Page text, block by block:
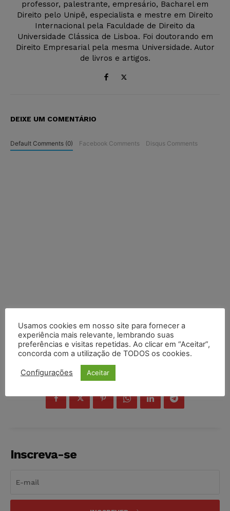
professor, palestrante, empresário, Bacharel em
Direito pelo Unipê, especialista e mestre em Direito
Internacional pela Faculdade de Direito da
Universidade Clássica de Lisboa. Foi doutorando em
Direito Empresarial pela mesma Universidade. Autor
de livros e artigos.
DEIXE UM COMENTÁRIO
Default Comments (0) Facebook Comments Disqus Comments
COMPARTILHE
Inscreva-se
Usamos cookies em nosso site para fornecer a
experiência mais relevante, lembrando suas
preferências e visitas repetidas. Ao clicar em “Aceitar”,
concorda com a utilização de TODOS os cookies.
Configurações Aceitar